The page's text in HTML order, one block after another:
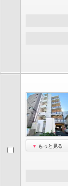
もっと見る